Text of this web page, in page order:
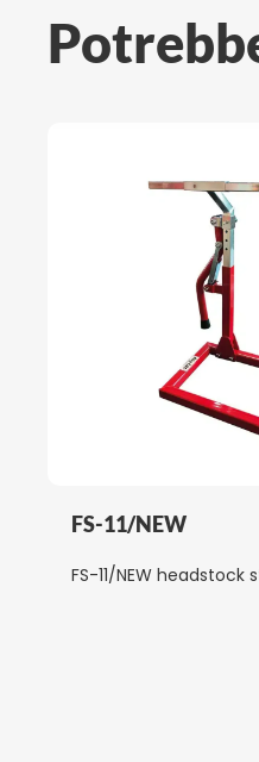
FS-11/NEW
FS-11/NEW headstock